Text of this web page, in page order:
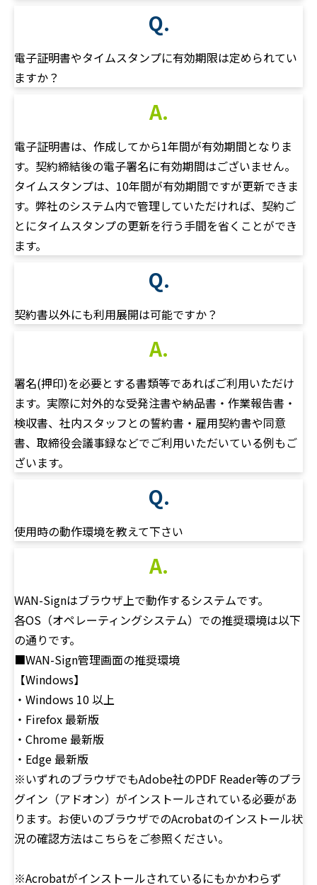
Q.
電子証明書やタイムスタンプに有効期限は定められてい
ますか？
A.
電子証明書は、作成してから1年間が有効期間となりま
す。契約締結後の電子署名に有効期間はございません。
タイムスタンプは、10年間が有効期間ですが更新できま
す。弊社のシステム内で管理していただければ、契約ご
とにタイムスタンプの更新を行う手間を省くことができ
ます。
Q.
契約書以外にも利用展開は可能ですか？
A.
署名(押印)を必要とする書類等であればご利用いただけ
ます。実際に対外的な受発注書や納品書・作業報告書・
検収書、社内スタッフとの誓約書・雇用契約書や同意
書、取締役会議事録などでご利用いただいている例もご
ざいます。
Q.
使用時の動作環境を教えて下さい
A.
WAN-Signはブラウザ上で動作するシステムです。
各OS（オペレーティングシステム）での推奨環境は以下
の通りです。
■WAN-Sign管理画面の推奨環境
【Windows】
・Windows 10 以上
・Firefox 最新版
・Chrome 最新版
・Edge 最新版
※いずれのブラウザでもAdobe社のPDF Reader等のプラ
グイン（アドオン）がインストールされている必要があ
ります。お使いのブラウザでのAcrobatのインストール状
況の確認方法はこちらをご参照ください。
※Acrobatがインストールされているにもかかわらず